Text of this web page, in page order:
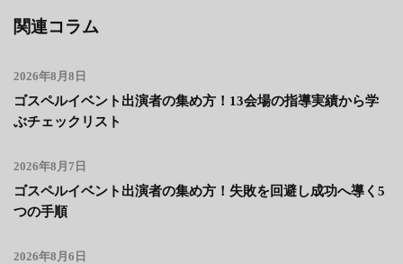
関連コラム
2026年8月8日
ゴスペルイベント出演者の集め方！13会場の指導実績から学
ぶチェックリスト
2026年8月7日
ゴスペルイベント出演者の集め方！失敗を回避し成功へ導く5
つの手順
2026年8月6日